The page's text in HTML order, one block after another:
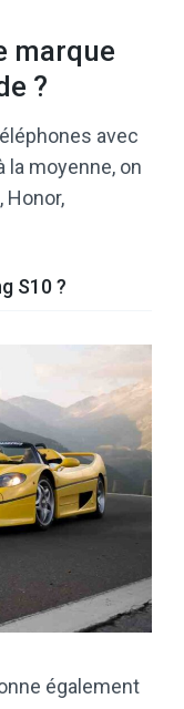
marque
?
avec
la moyenne, on
Honor,
S10 ?
également